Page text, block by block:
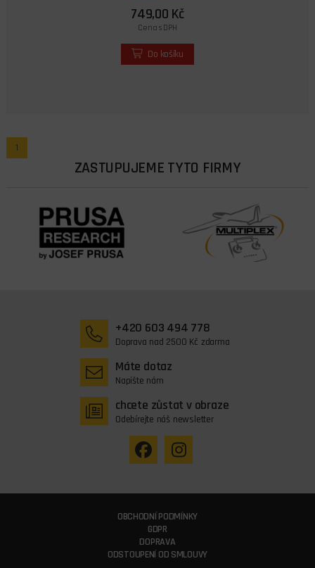
749,00 Kč
Cena s DPH
Do košíku
1
ZASTUPUJEME TYTO FIRMY
+420 603 494 778
Doprava nad 2500 Kč zdarma
Máte dotaz
Napište nám
chcete zůstat v obraze
Odebírejte náš newsletter
OBCHODNÍ PODMÍNKY
GDPR
DOPRAVA
ODSTOUPENÍ OD SMLOUVY